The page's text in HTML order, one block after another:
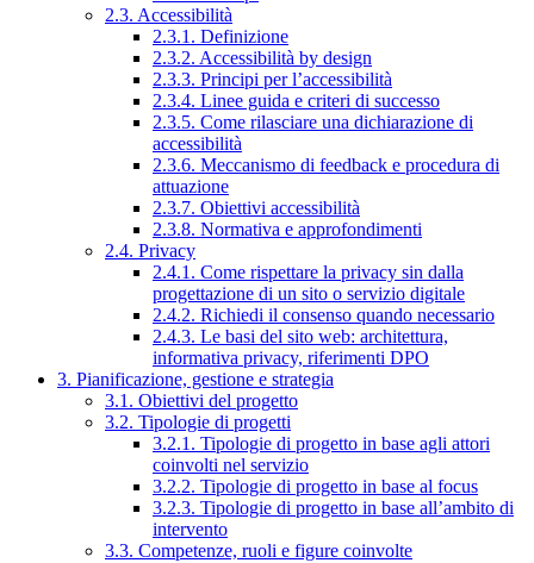
2.3. Accessibilità
2.3.1. Definizione
2.3.2. Accessibilità by design
2.3.3. Principi per l’accessibilità
2.3.4. Linee guida e criteri di successo
2.3.5. Come rilasciare una dichiarazione di
accessibilità
2.3.6. Meccanismo di feedback e procedura di
attuazione
2.3.7. Obiettivi accessibilità
2.3.8. Normativa e approfondimenti
2.4. Privacy
2.4.1. Come rispettare la privacy sin dalla
progettazione di un sito o servizio digitale
2.4.2. Richiedi il consenso quando necessario
2.4.3. Le basi del sito web: architettura,
informativa privacy, riferimenti DPO
3. Pianificazione, gestione e strategia
3.1. Obiettivi del progetto
3.2. Tipologie di progetti
3.2.1. Tipologie di progetto in base agli attori
coinvolti nel servizio
3.2.2. Tipologie di progetto in base al focus
3.2.3. Tipologie di progetto in base all’ambito di
intervento
3.3. Competenze, ruoli e figure coinvolte